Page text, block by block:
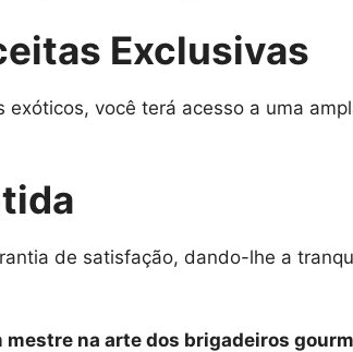
Exclusivas
exóticos, você terá acesso a uma
de satisfação, dando-lhe a
mestre na arte dos brigadeiros